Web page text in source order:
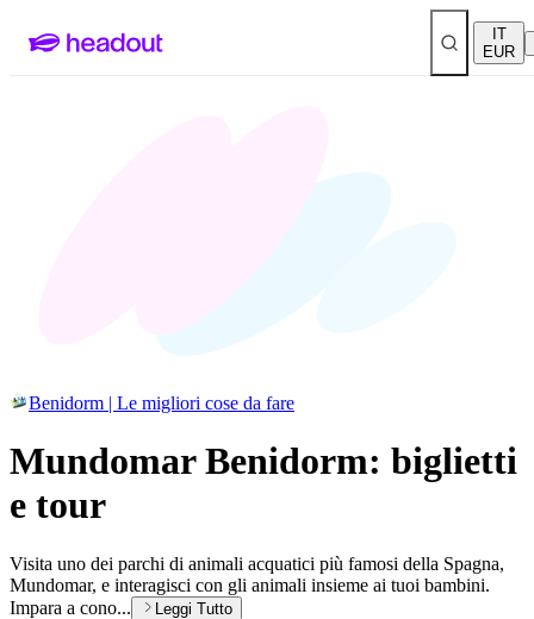
IT
EUR
Benidorm | Le migliori cose da fare
Mundomar Benidorm: biglietti
e tour
Visita uno dei parchi di animali acquatici più famosi della Spagna,
Mundomar, e interagisci con gli animali insieme ai tuoi bambini.
Impara a cono...
Leggi Tutto